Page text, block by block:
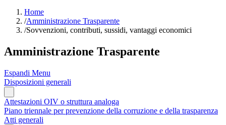
Home
/Amministrazione Trasparente
/Sovvenzioni, contributi, sussidi, vantaggi economici
Amministrazione Trasparente
Espandi Menu
Disposizioni generali
Attestazioni OIV o struttura analoga
Piano triennale per prevenzione della corruzione e della trasparenza
Atti generali